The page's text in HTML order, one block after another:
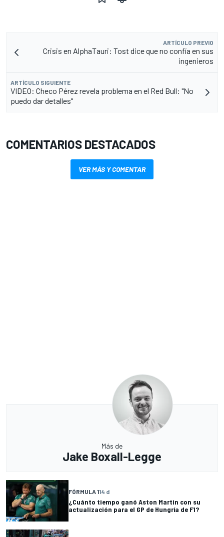
ARTÍCULO PREVIO
Crisis en AlphaTauri: Tost dice que no confía en sus
ingenieros
ARTÍCULO SIGUIENTE
VIDEO: Checo Pérez revela problema en el Red Bull: "No
puedo dar detalles"
COMENTARIOS DESTACADOS
VER MÁS Y COMENTAR
Más de
Jake Boxall-Legge
FÓRMULA 114 d
¿Cuánto tiempo ganó Aston Martin con su
actualización para el GP de Hungría de F1?